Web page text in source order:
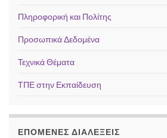
Πληροφορική και Πολίτης
Προσωπικά Δεδομένα
Τεχνικά Θέματα
ΤΠΕ στην Εκπαίδευση
ΕΠΌΜΕΝΕΣ ΔΙΑΛΈΞΕΙΣ